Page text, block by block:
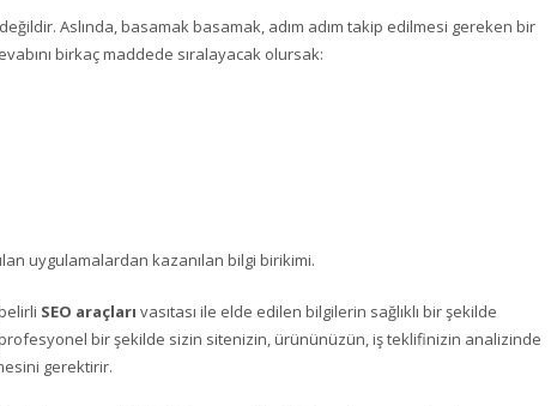
değildir. Aslında, basamak basamak, adım adım takip edilmesi gereken bir
birkaç maddede sıralayacak olursak:
uygulamalardan kazanılan bilgi birikimi.
SEO araçları vasıtası ile elde edilen bilgilerin sağlıklı bir şekilde
profesyonel bir şekilde sizin sitenizin, ürününüzün, iş teklifinizin analizinde
gerektirir.